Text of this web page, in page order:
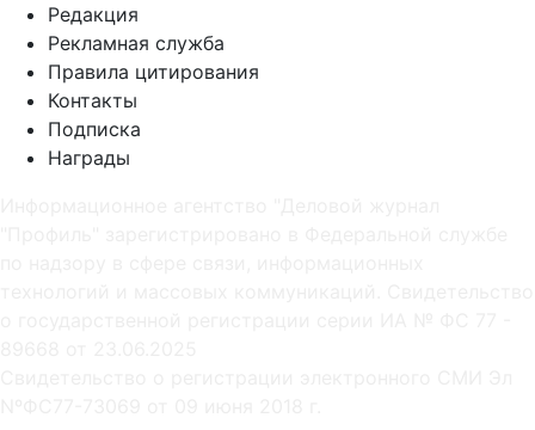
Редакция
Рекламная служба
Правила цитирования
Контакты
Подписка
Награды